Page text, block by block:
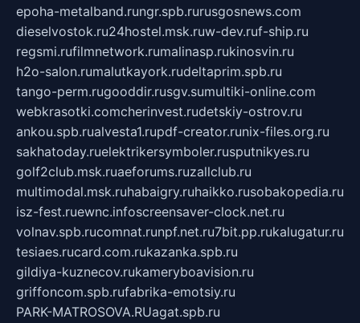
epoha-metalband.rungr.spb.rurusgosnews.com
dieselvostok.ru24hostel.msk.ruw-dev.ruf-ship.ru
regsmi.rufilmnetwork.rumalinasp.rukinosvin.ru
h2o-salon.rumalutkayork.rudeltaprim.spb.ru
tango-perm.rugooddir.rusgv.sumultiki-online.com
webkrasotki.comcherinvest.rudetskiy-ostrov.ru
ankou.spb.rualvesta1.rupdf-creator.runix-files.org.ru
sakhatoday.ruelektrikersymboler.rusputnikyes.ru
golf2club.msk.ruaeforums.ruzallclub.ru
multimodal.msk.ruhabaigry.ruhaikko.rusobakopedia.ru
isz-fest.ruewnc.infoscreensaver-clock.net.ru
volnav.spb.rucomnat.runpf.net.ru7bit.pp.rukalugatur.ru
tesiaes.rucard.com.rukazanka.spb.ru
gildiya-kuznecov.rukameryboavision.ru
griffoncom.spb.rufabrika-emotsiy.ru
PARK-MATROSOVA.RUagat.spb.ru